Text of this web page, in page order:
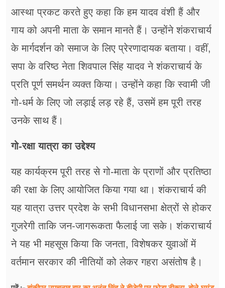
आस्था प्रकट करते हुए कहा कि हम यादव वंशी हैं और
गाय को अपनी माता के समान मानते हैं। उन्होंने शंकराचार्य
के मार्गदर्शन को समाज के लिए प्रेरणादायक बताया। वहीं,
सपा के वरिष्ठ नेता शिवपाल सिंह यादव ने शंकराचार्य के
प्रति पूर्ण समर्थन व्यक्त किया। उन्होंने कहा कि स्वामी जी
गो-धर्म के लिए जो लड़ाई लड़ रहे हैं, उसमें हम पूरी तरह
उनके साथ हैं।
गो-रक्षा यात्रा का उद्देश्य
यह कार्यक्रम पूरी तरह से गो-माता के प्राणों और प्रतिष्ठा
की रक्षा के लिए आयोजित किया गया था। शंकराचार्य की
यह यात्रा उत्तर प्रदेश के सभी विधानसभा क्षेत्रों से होकर
गुजरेगी ताकि जन-जागरूकता फैलाई जा सके। शंकराचार्य
ने यह भी महसूस किया कि जनता, विशेषकर युवाओं में
वर्तमान सरकार की नीतियों को लेकर गहरा असंतोष है।